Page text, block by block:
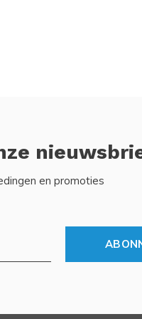
en promoties